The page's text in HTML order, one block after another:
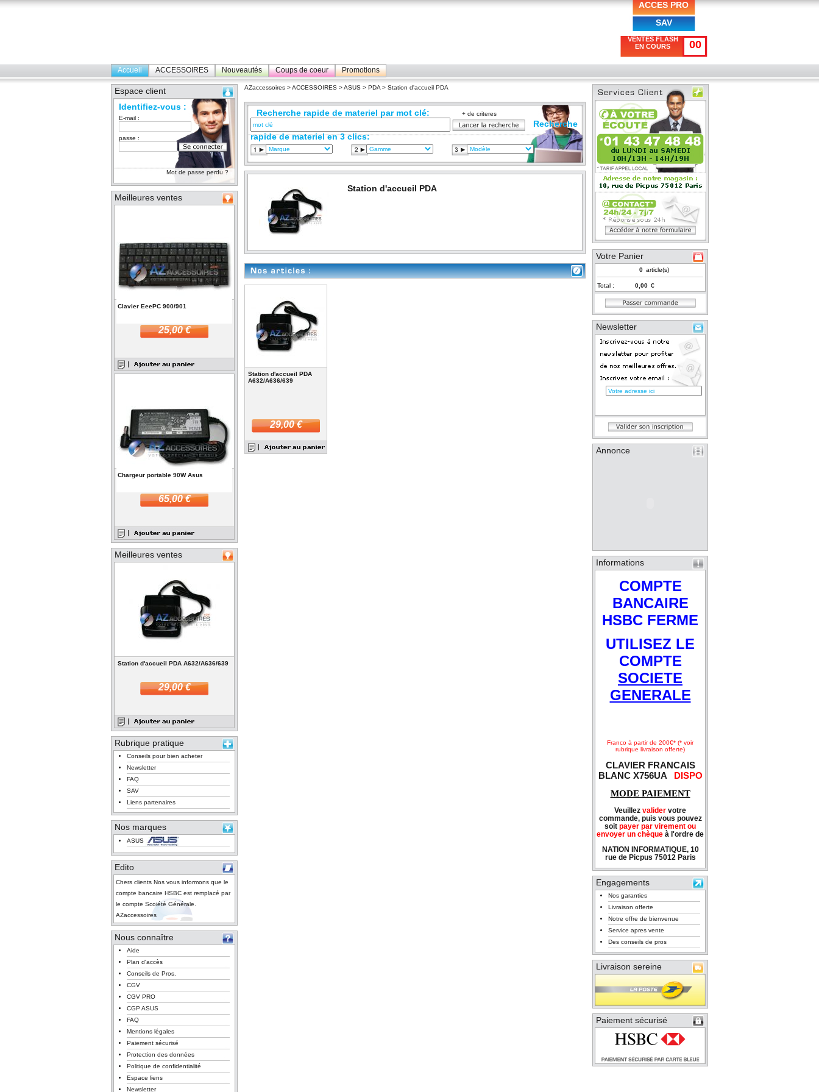
ACCES PRO
SAV
VENTES FLASH
EN COURS
00
Accueil ACCESSOIRES Nouveautés Coups de coeur Promotions
Espace client
Identifiez-vous :
E-mail :
passe :
Mot de passe perdu ?
Meilleures ventes
Clavier EeePC 900/901
25,00 €
Chargeur portable 90W Asus
65,00 €
Meilleures ventes
Station d'accueil PDA A632/A636/639
29,00 €
Rubrique pratique
Conseils pour bien acheter
Newsletter
FAQ
SAV
Liens partenaires
Nos marques
ASUS
Edito
Chers clients Nos vous informons que le
compte bancaire HSBC est remplacé par
le compte Scoiété Générale.
AZaccessoires
Nous connaître
Aide
Plan d'accès
Conseils de Pros.
CGV
CGV PRO
CGP ASUS
FAQ
Mentions légales
Paiement sécurisé
Protection des données
Politique de confidentialité
Espace liens
Newsletter
AZaccessoires >ACCESSOIRES >ASUS > PDA > Station d'accueil PDA
Recherche rapide de materiel par mot clé: + de criteres
Recherche
rapide de materiel en 3 clics:
Station d'accueil PDA
Station d'accueil PDA
A632/A636/639
29,00 €
Votre Panier
article(s)
Total : €
Newsletter
Annonce
Informations
COMPTE
BANCAIRE
HSBC FERME
UTILISEZ LE
COMPTE
SOCIETE
GENERALE
Franco à partir de 200€* (* voir
rubrique livraison offerte)
CLAVIER FRANCAIS
BLANC X756UA DISPO
MODE PAIEMENT
Veuillez valider votre
commande, puis vous pouvez
soit payer par virement ou
envoyer un chèque à l'ordre de
NATION INFORMATIQUE, 10
rue de Picpus 75012 Paris
Engagements
Nos garanties
Livraison offerte
Notre offre de bienvenue
Service apres vente
Des conseils de pros
Livraison sereine
Paiement sécurisé